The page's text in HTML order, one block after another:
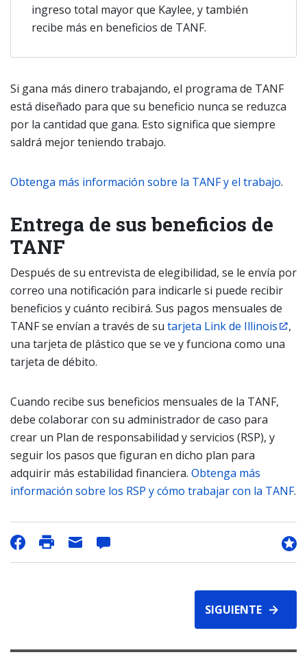
ingreso total mayor que Kaylee, y también
recibe más en beneficios de TANF.
Si gana más dinero trabajando, el programa de TANF
está diseñado para que su beneficio nunca se reduzca
por la cantidad que gana. Esto significa que siempre
saldrá mejor teniendo trabajo.
Obtenga más información sobre la TANF y el trabajo.
Entrega de sus beneficios de
TANF
Después de su entrevista de elegibilidad, se le envía por
correo una notificación para indicarle si puede recibir
beneficios y cuánto recibirá. Sus pagos mensuales de
TANF se envían a través de su tarjeta Link de Illinois
,
una tarjeta de plástico que se ve y funciona como una
tarjeta de débito.
Cuando recibe sus beneficios mensuales de la TANF,
debe colaborar con su administrador de caso para
crear un Plan de responsabilidad y servicios (RSP), y
seguir los pasos que figuran en dicho plan para
adquirir más estabilidad financiera. Obtenga más
información sobre los RSP y cómo trabajar con la TANF.
SIGUIENTE